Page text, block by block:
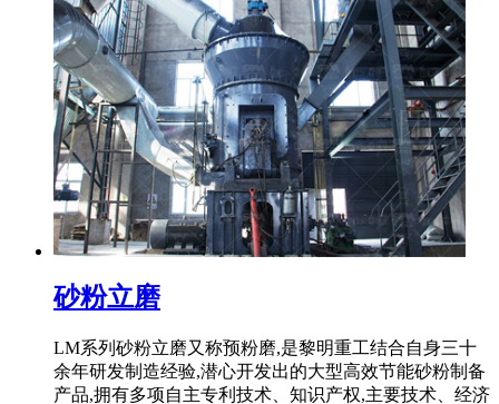
砂粉立磨
LM系列砂粉立磨又称预粉磨,是黎明重工结合自身三十
余年研发制造经验,潜心开发出的大型高效节能砂粉制备
产品,拥有多项自主专利技术、知识产权,主要技术、经济